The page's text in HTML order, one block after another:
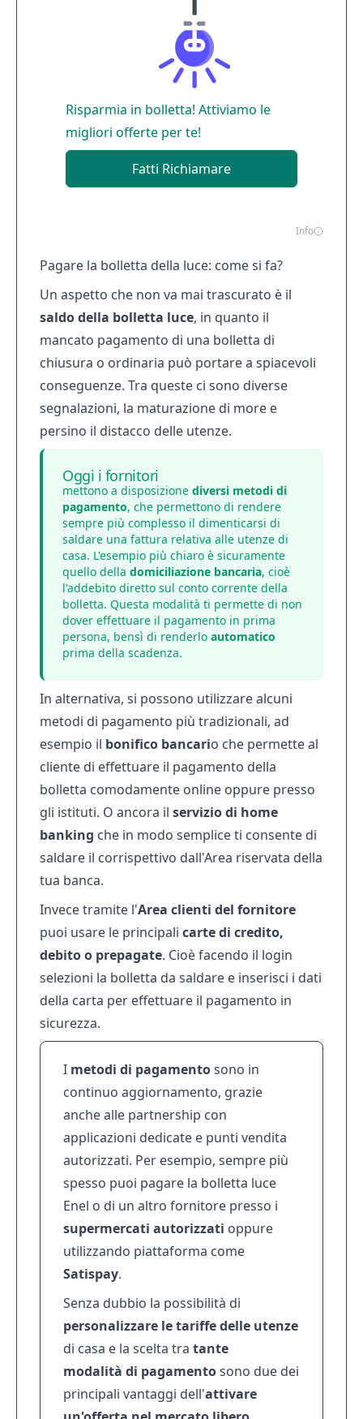
Risparmia in bolletta! Attiviamo le
migliori offerte per te!
Fatti Richiamare
Info
Pagare la bolletta della luce: come si fa?
Un aspetto che non va mai trascurato è il
saldo della bolletta luce, in quanto il
mancato pagamento di una bolletta di
chiusura o ordinaria può portare a spiacevoli
conseguenze. Tra queste ci sono diverse
segnalazioni, la maturazione di more e
persino il distacco delle utenze.
Oggi i fornitori
mettono a disposizione diversi metodi di
pagamento, che permettono di rendere
sempre più complesso il dimenticarsi di
saldare una fattura relativa alle utenze di
casa. L'esempio più chiaro è sicuramente
quello della domiciliazione bancaria, cioè
l'addebito diretto sul conto corrente della
bolletta. Questa modalità ti permette di non
dover effettuare il pagamento in prima
persona, bensì di renderlo automatico
prima della scadenza.
In alternativa, si possono utilizzare alcuni
metodi di pagamento più tradizionali, ad
esempio il bonifico bancario che permette al
cliente di effettuare il pagamento della
bolletta comodamente online oppure presso
gli istituti. O ancora il servizio di home
banking che in modo semplice ti consente di
saldare il corrispettivo dall'Area riservata della
tua banca.
Invece tramite l'Area clienti del fornitore
puoi usare le principali carte di credito,
debito o prepagate. Cioè facendo il login
selezioni la bolletta da saldare e inserisci i dati
della carta per effettuare il pagamento in
sicurezza.
I metodi di pagamentosono in
continuo aggiornamento, grazie
anche alle partnership con
applicazioni dedicate e punti vendita
autorizzati. Per esempio, sempre più
spesso puoi pagare la bolletta luce
Enel o di un altro fornitore presso i
supermercati autorizzati oppure
utilizzando piattaforma come
Satispay.
Senza dubbio la possibilità di
personalizzare le tariffe delle utenze
di casa e la scelta tra tante
modalità di pagamentosono due dei
principali vantaggi dell'attivare